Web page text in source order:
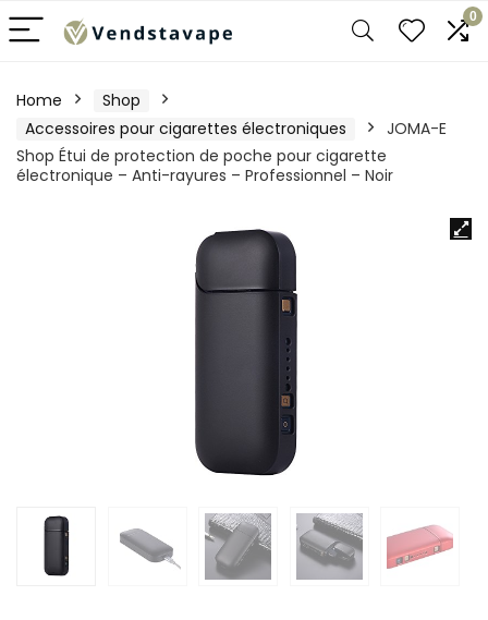
0
Home
Shop
Accessoires pour cigarettes électroniques
JOMA-E
Shop Étui de protection de poche pour cigarette
électronique – Anti-rayures – Professionnel – Noir